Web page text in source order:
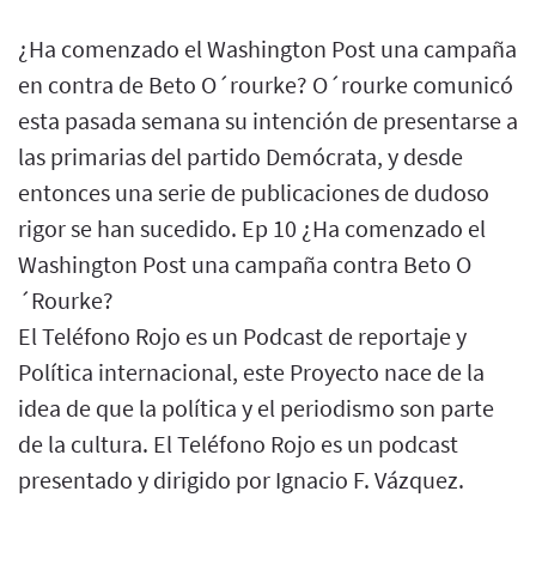
¿Ha comenzado el Washington Post una campaña
en contra de Beto O´rourke? O´rourke comunicó
esta pasada semana su intención de presentarse a
las primarias del partido Demócrata, y desde
entonces una serie de publicaciones de dudoso
rigor se han sucedido. Ep 10 ¿Ha comenzado el
Washington Post una campaña contra Beto O
´Rourke?
El Teléfono Rojo es un Podcast de reportaje y
Política internacional, este Proyecto nace de la
idea de que la política y el periodismo son parte
de la cultura. El Teléfono Rojo es un podcast
presentado y dirigido por Ignacio F. Vázquez.